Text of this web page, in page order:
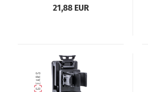
SCHNELLVERSCHLUSS
21,88 EUR